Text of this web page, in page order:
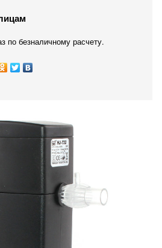
по безналичному расчету.